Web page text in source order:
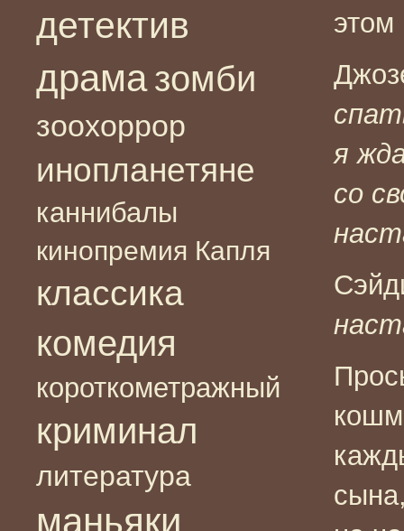
детектив
драма зомби
зоохоррор
инопланетяне
каннибалы
кинопремия Капля
классика
комедия
короткометражный
криминал
литература
маньяки
я
со